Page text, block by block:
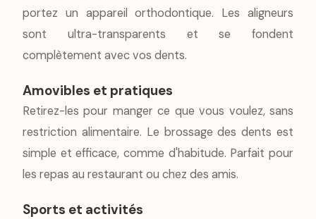
portez un appareil orthodontique. Les aligneurs
sont ultra-transparents et se fondent
complètement avec vos dents.
Amovibles et pratiques
Retirez-les pour manger ce que vous voulez, sans
restriction alimentaire. Le brossage des dents est
simple et efficace, comme d'habitude. Parfait pour
les repas au restaurant ou chez des amis.
Sports et activités